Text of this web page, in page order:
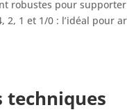
robustes pour
1 et 1/0 : l’idéal pour
techniques